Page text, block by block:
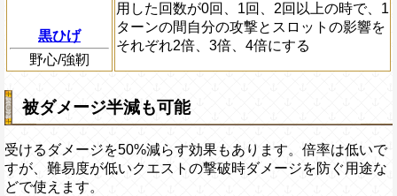
黒ひげ
野心/強靭
用した回数が0回、1回、2回以上の時で、1
ターンの間自分の攻撃とスロットの影響を
それぞれ2倍、3倍、4倍にする
被ダメージ半減も可能
受けるダメージを50%減らす効果もあります。倍率は低いで
すが、難易度が低いクエストの撃破時ダメージを防ぐ用途な
どで使えます。